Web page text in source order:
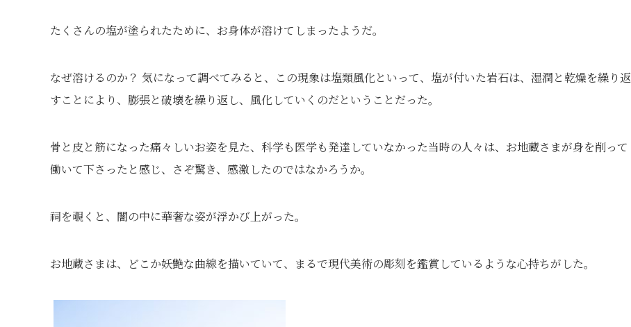
たくさんの塩が塗られたために、お身体が溶けてしまったようだ。
なぜ溶けるのか？ 気になって調べてみると、この現象は塩類風化といって、塩が付いた岩石は、湿潤と乾燥を繰り返
すことにより、膨張と破壊を繰り返し、風化していくのだということだった。
骨と皮と筋になった痛々しいお姿を見た、科学も医学も発達していなかった当時の人々は、お地蔵さまが身を削って
働いて下さったと感じ、さぞ驚き、感激したのではなかろうか。
祠を覗くと、闇の中に華奢な姿が浮かび上がった。
お地蔵さまは、どこか妖艶な曲線を描いていて、まるで現代美術の彫刻を鑑賞しているような心持ちがした。